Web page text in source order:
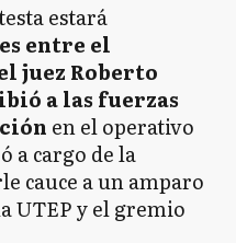
estará
entre el
juez Roberto
a las fuerzas
en el operativo
a cargo de la
cauce a un amparo
UTEP y el gremio